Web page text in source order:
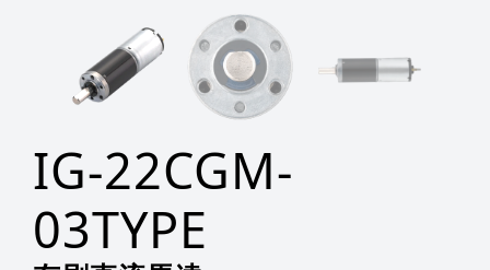
IG-22CGM-
03TYPE